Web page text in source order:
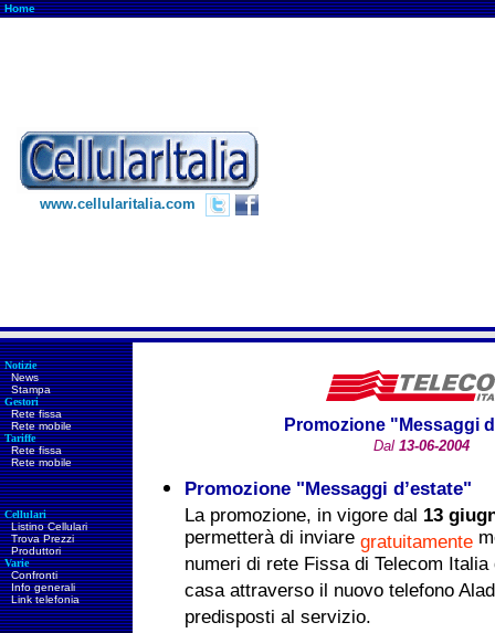
Home
www.cellularitalia.com
Notizie
News
Stampa
Gestori
Rete fissa
Rete mobile
Tariffe
Rete fissa
Rete mobile
Cellulari
Listino Cellulari
Trova Prezzi
Produttori
Varie
Confronti
Info generali
Link telefonia
Promozione "Messaggi
Dal 13-06-2004
Promozione "Messaggi d’estate"
La promozione, in vigore dal 13
permetterà di inviare gratuitamente
numeri di rete Fissa di Telecom
casa attraverso il nuovo telefono
predisposti al servizio.